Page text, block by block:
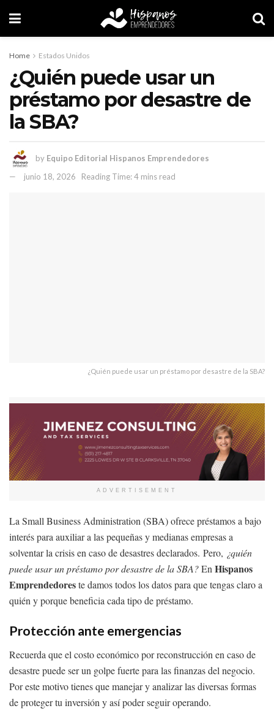
Home Estados Unidos
¿Quién puede usar un
préstamo por desastre de
la SBA?
by Equipo Editorial Hispanos Emprendedores
junio 18, 2026
Reading Time: 4 mins read
¿Quién puede usar un préstamo por desastre de la SBA?
ADVERTISEMENT
La Small Business Administration (SBA) ofrece préstamos a bajo
interés para auxiliar a las pequeñas y medianas empresas a
solventar la crisis en caso de desastres declarados. Pero, ¿quién
puede usar un préstamo por desastre de la SBA?En Hispanos
Emprendedoreste damos todos los datos para que tengas claro a
quién y porque beneficia cada tipo de préstamo.
Protección ante emergencias
Recuerda que el costo económico por reconstrucción en caso de
desastre puede ser un golpe fuerte para las finanzas del negocio.
Por este motivo tienes que manejar y analizar las diversas formas
de proteger tu inversión y así poder seguir operando.